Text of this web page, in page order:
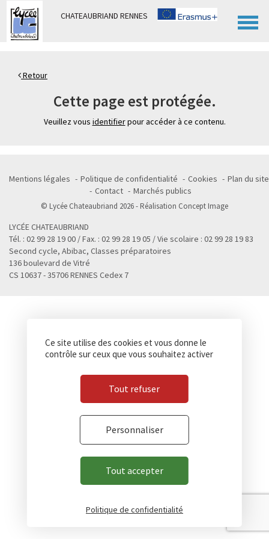
CHATEAUBRIAND RENNES
Retour
Cette page est protégée.
Veuillez vous identifierpour accéder à ce contenu.
Mentions légales Politique de confidentialité Cookies
Plan du site
Contact
Marchés publics
© Lycée Chateaubriand 2026 - Réalisation Concept Image
LYCÉE CHATEAUBRIAND
Tél. : 02 99 28 19 00 / Fax. : 02 99 28 19 05 / Vie scolaire : 02 99 28 19 83
Second cycle, Abibac, Classes préparatoires
136 boulevard de Vitré
CS 10637 - 35706 RENNES Cedex 7
Panneau de gestion des cookies
Ce site utilise des cookies et vous donne le
contrôle sur ceux que vous souhaitez activer
Tout accepter
Tout refuser
Personnaliser
Politique de confidentialité